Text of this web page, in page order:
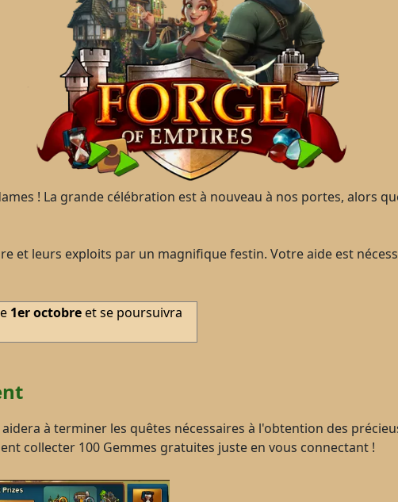
! La grande célébration est à nouveau à nos portes, alors
et leurs exploits par un magnifique festin. Votre aide est
1er octobreet se poursuivra
à terminer les quêtes nécessaires à l'obtention des
collecter 100 Gemmes gratuites juste en vous connectant !